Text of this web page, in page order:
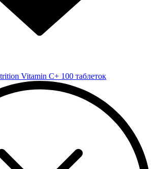
Vitamin C+ 100 таблеток